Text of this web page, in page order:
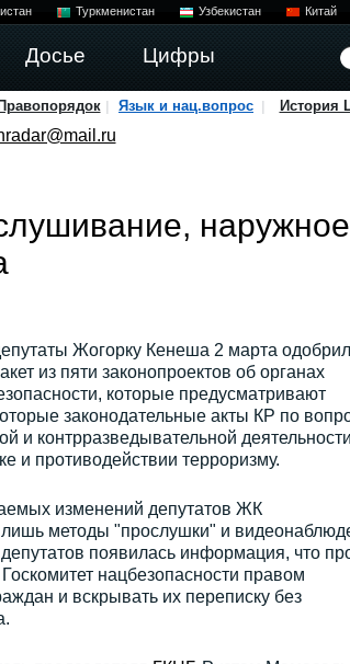
Туркменистан Узбекистан Китай
Досье Цифры
Правопорядок Язык и нац.вопрос История
наружное
Жогорку Кенеша 2 марта
из пяти законопроектов об органах
которые предусматривают
законодательные акты КР по
и контрразведывательной
и противодействии терроризму.
изменений депутатов ЖК
лишь методы "прослушки" и
появилась информация, что
нацбезопасности правом
и вскрывать их переписку без